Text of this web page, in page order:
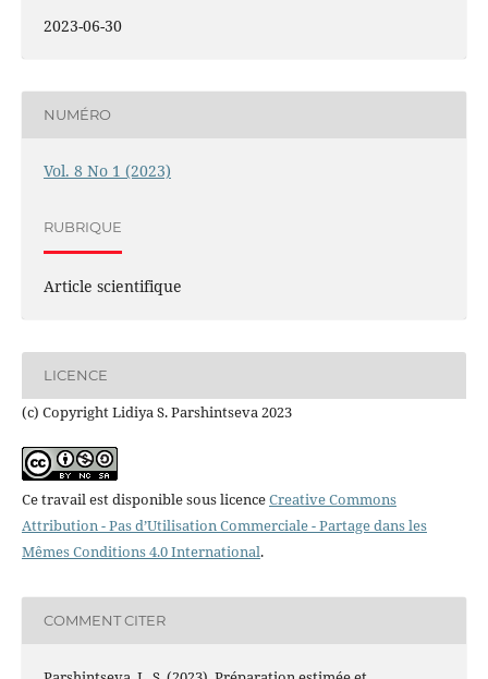
2023-06-30
NUMÉRO
Vol. 8 No 1 (2023)
RUBRIQUE
Article scientifique
LICENCE
(c) Copyright Lidiya S. Parshintseva 2023
Ce travail est disponible sous licenceCreative Commons
Attribution - Pas d’Utilisation Commerciale - Partage dans les
Mêmes Conditions 4.0 International.
COMMENT CITER